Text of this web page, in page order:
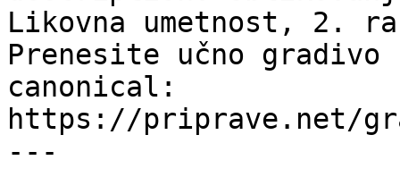
Likovna umetnost, 2.
Prenesite učno
canonical:
https://priprave.net/
---